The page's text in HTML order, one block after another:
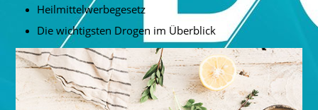
Heilmittelwerbegesetz
Die wichtigsten Drogen im Überblick